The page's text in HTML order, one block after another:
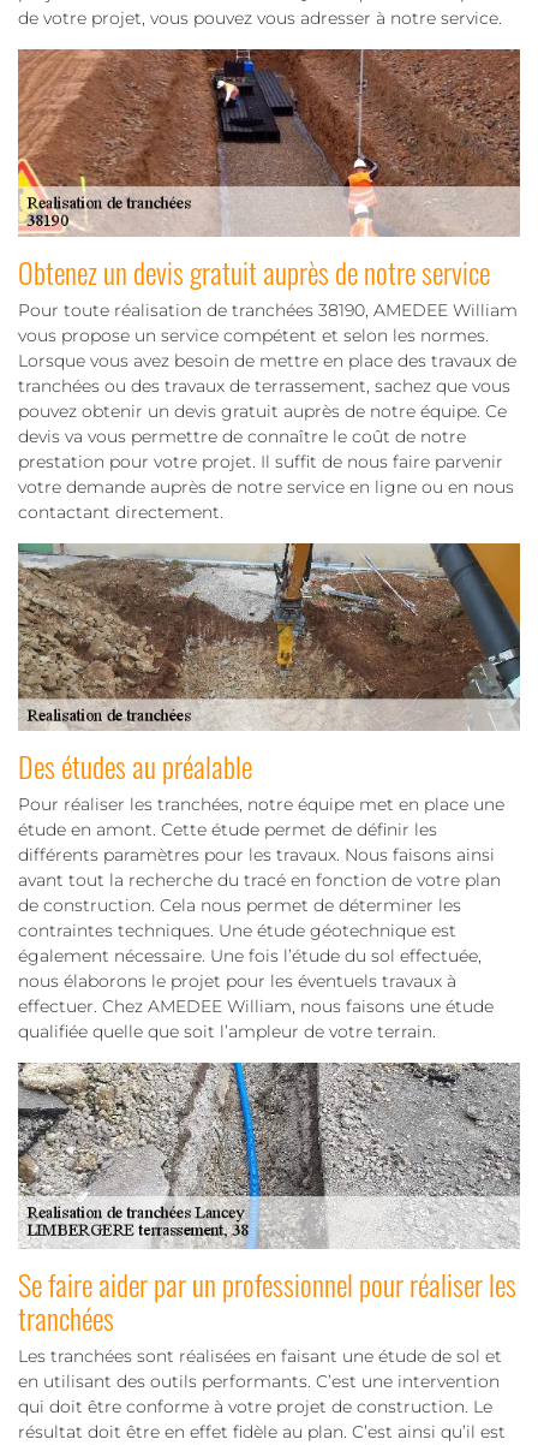
de votre projet, vous pouvez vous adresser à notre service.
Obtenez un devis gratuit auprès de notre service
Pour toute réalisation de tranchées 38190, AMEDEE William
vous propose un service compétent et selon les normes.
Lorsque vous avez besoin de mettre en place des travaux de
tranchées ou des travaux de terrassement, sachez que vous
pouvez obtenir un devis gratuit auprès de notre équipe. Ce
devis va vous permettre de connaître le coût de notre
prestation pour votre projet. Il suffit de nous faire parvenir
votre demande auprès de notre service en ligne ou en nous
contactant directement.
Des études au préalable
Pour réaliser les tranchées, notre équipe met en place une
étude en amont. Cette étude permet de définir les
différents paramètres pour les travaux. Nous faisons ainsi
avant tout la recherche du tracé en fonction de votre plan
de construction. Cela nous permet de déterminer les
contraintes techniques. Une étude géotechnique est
également nécessaire. Une fois l’étude du sol effectuée,
nous élaborons le projet pour les éventuels travaux à
effectuer. Chez AMEDEE William, nous faisons une étude
qualifiée quelle que soit l’ampleur de votre terrain.
Se faire aider par un professionnel pour réaliser les
tranchées
Les tranchées sont réalisées en faisant une étude de sol et
en utilisant des outils performants. C’est une intervention
qui doit être conforme à votre projet de construction. Le
résultat doit être en effet fidèle au plan. C’est ainsi qu’il est